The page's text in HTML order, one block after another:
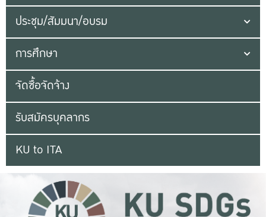
ประชุม/สัมมนา/อบรม
การศึกษา
จัดซื้อจัดจ้าง
รับสมัครบุคลากร
KU to ITA